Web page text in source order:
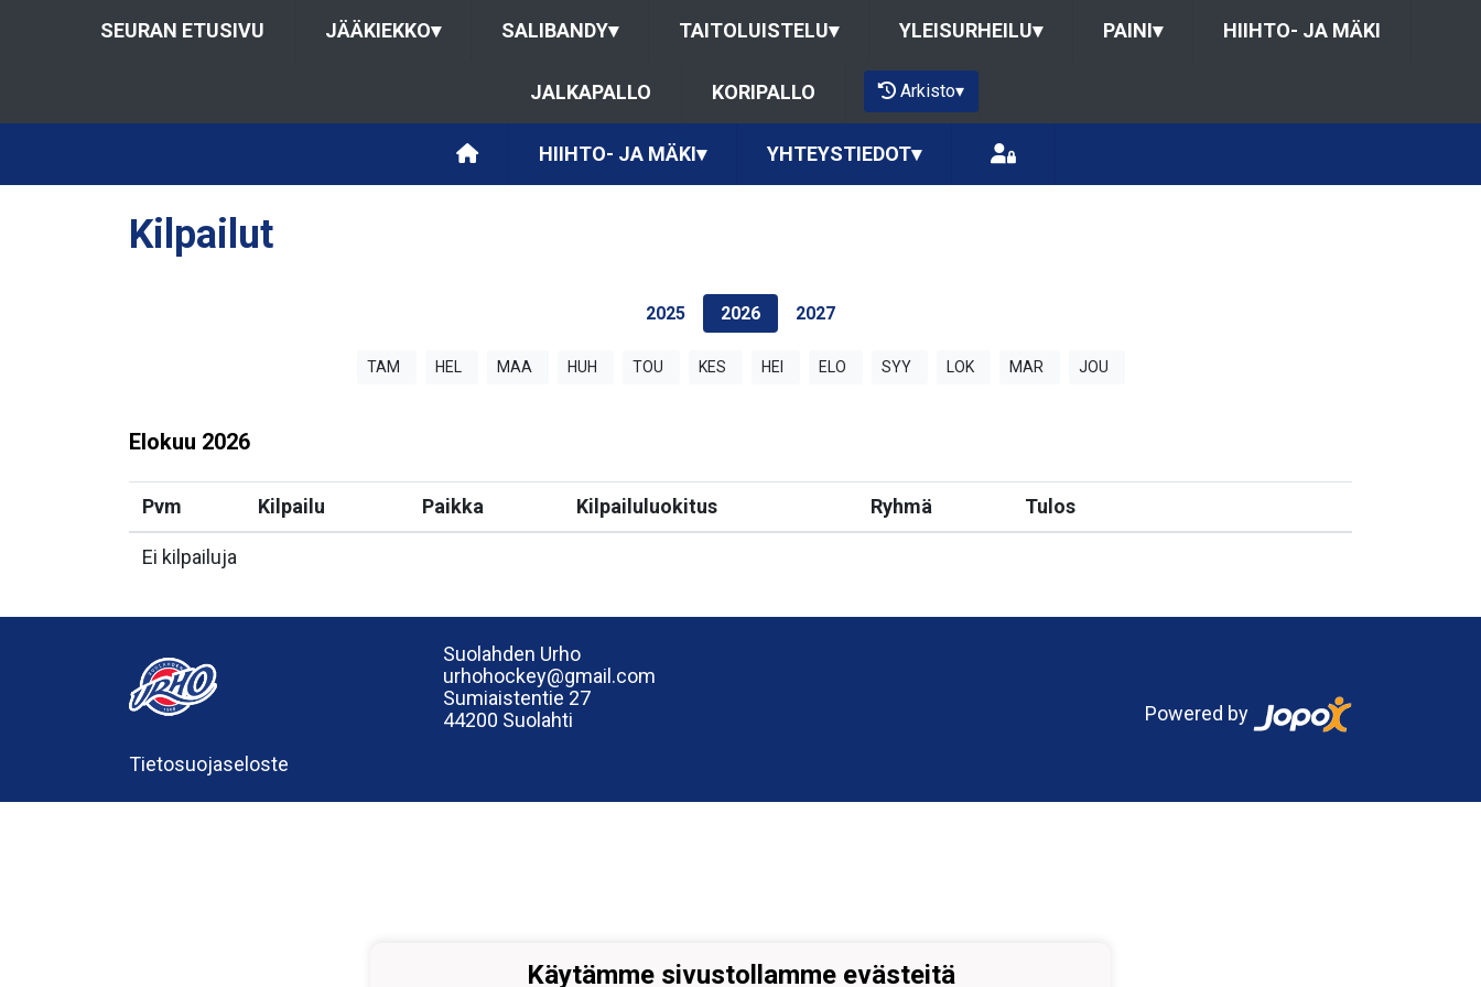
SEURAN ETUSIVU JÄÄKIEKKO▾ SALIBANDY▾ TAITOLUISTELU▾ YLEISURHEILU▾ PAINI▾ HIIHTO- JA MÄKI
JALKAPALLO KORIPALLO Arkisto▾
HIIHTO- JA MÄKI▾ YHTEYSTIEDOT▾
Kilpailut
2025 2026 2027
TAM HEL MAA HUH TOU KES HEI ELO SYY LOK MAR JOU
Elokuu 2026
Pvm Kilpailu Paikka Kilpailuluokitus Ryhmä Tulos
Ei kilpailuja
Tietosuojaseloste
Suolahden Urho
urhohockey@gmail.com
Sumiaistentie 27
44200 Suolahti
Powered by
Käytämme sivustollamme evästeitä